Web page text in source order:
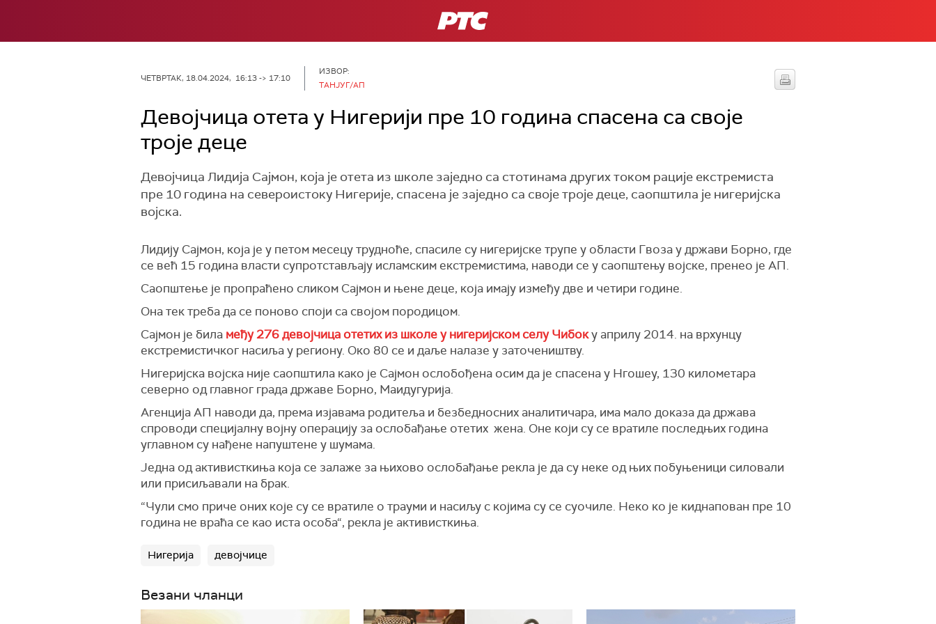
РТС
ЧЕТВРТАК, 18.04.2024, 16:13 -> 17:10
ИЗВОР:
TАНЈУГ/АП
Девојчица отета у Нигерији пре 10 година спасена са своје
троје деце
Девојчица Лидија Сајмон, која је отета из школе заједно са стотинама других током рације екстремиста
пре 10 година на североистоку Нигерије, спасена је заједно са своје троје деце, саопштила је нигеријска
војска.
Лидију Сајмон, која је у петом месецу трудноће, спасиле су нигеријске трупе у области Гвоза у држави Борно, где
се већ 15 година власти супротстављају исламским екстремистима, наводи се у саопштењу војске, пренео је АП.
Саопштење је пропраћено сликом Сајмон и њене деце, која имају између две и четири године.
Она тек треба да се поново споји са својом породицом.
Сајмон је била међу 276 девојчица отетих из школе у ​​нигеријском селу Чибоку априлу 2014. на врхунцу
екстремистичког насиља у региону. Око 80 се и даље налазе у заточеништву.
Нигеријска војска није саопштила како је Сајмон ослобођена осим да је спасена у Нгошеу, 130 километара
северно од главног града државе Борно, Маидугурија.
Агенција АП наводи да, према изјавама родитеља и безбедносних аналитичара, има мало доказа да држава
спроводи специјалну војну операцију за ослобађање отетих жена. Оне који су се вратиле последњих година
углавном су нађене напуштене у шумама.
Једна од активисткиња која се залаже за њихово ослобађање рекла је да су неке од њих побуњеници силовали
или присиљавали на брак.
“Чули смо приче оних које су се вратиле о трауми и насиљу с којима су се суочиле. Неко ко је киднапован пре 10
година не враћа се као иста особа“, рекла је активисткиња.
Нигерија девојчице
Везани чланци